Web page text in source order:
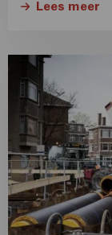
Lees meer
Lees
meer
over
Lees
meer